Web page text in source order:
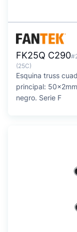
FK25Q C290
(25C)
Esquina truss
principal:
negro. Serie F